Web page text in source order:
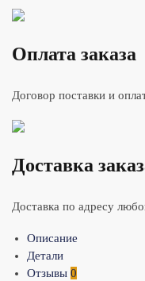
Оплата заказа
Договор поставки и
Доставка
Доставка по адресу
Описание
Детали
Отзывы 0